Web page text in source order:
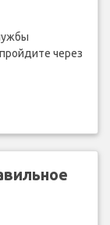
через